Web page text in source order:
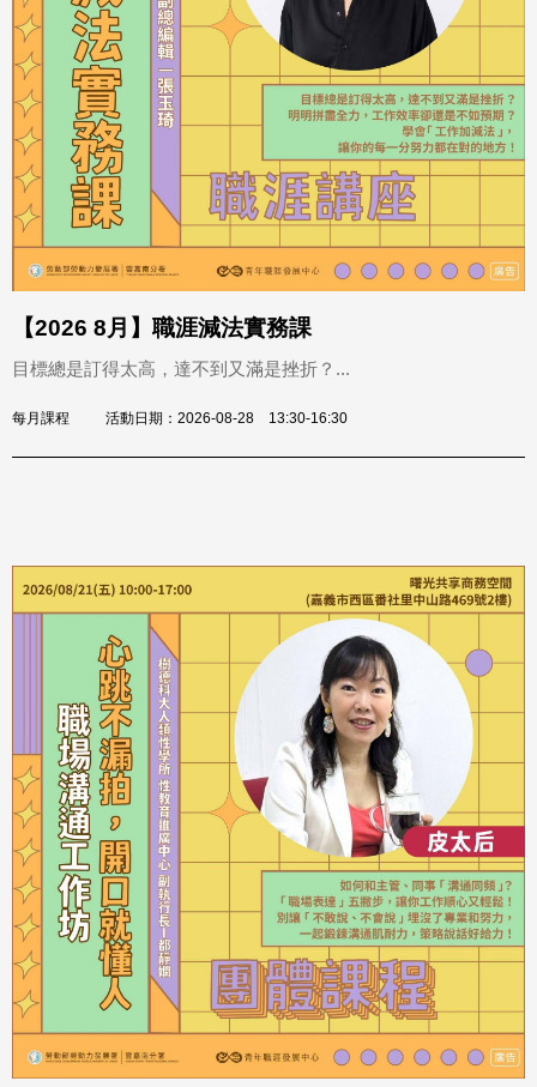
【2026 8月】職涯減法實務課
目標總是訂得太高，達不到又滿是挫折？...
每月課程 活動日期：2026-08-28 13:30-16:30